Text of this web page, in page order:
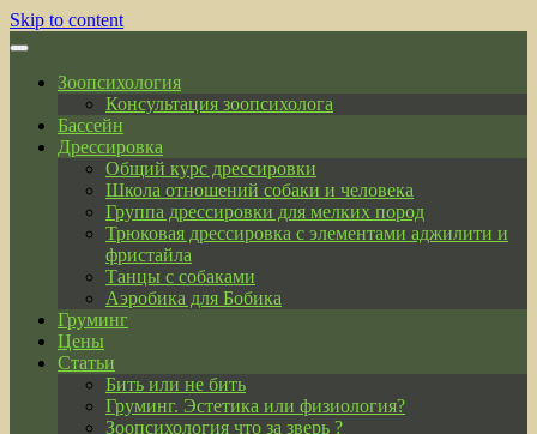
Skip to content
Зоопсихология
Консультация зоопсихолога
Бассейн
Дрессировка
Общий курс дрессировки
Школа отношений собаки и человека
Группа дрессировки для мелких пород
Трюковая дрессировка с элементами аджилити и
фристайла
Танцы с собаками
Аэробика для Бобика
Груминг
Цены
Статьи
Бить или не бить
Груминг. Эстетика или физиология?
Зоопсихология что за зверь ?